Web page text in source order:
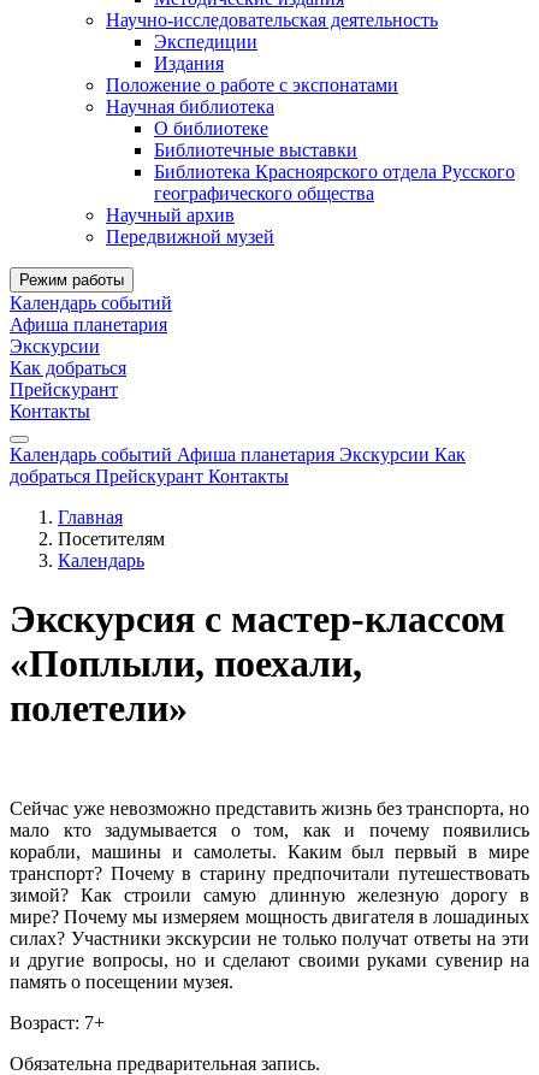
Научно-исследовательская деятельность
Экспедиции
Издания
Положение о работе с экспонатами
Научная библиотека
О библиотеке
Библиотечные выставки
Библиотека Красноярского отдела Русского
географического общества
Научный архив
Передвижной музей
Режим работы
Календарь событий
Афиша планетария
Экскурсии
Как добраться
Прейскурант
Контакты
Календарь событий Афиша планетария Экскурсии Как
добраться Прейскурант Контакты
Главная
Посетителям
Календарь
Экскурсия с мастер-классом
«Поплыли, поехали,
полетели»
Сейчас уже невозможно представить жизнь без транспорта, но
мало кто задумывается о том, как и почему появились
корабли, машины и самолеты. Каким был первый в мире
транспорт? Почему в старину предпочитали путешествовать
зимой? Как строили самую длинную железную дорогу в
мире? Почему мы измеряем мощность двигателя в лошадиных
силах? Участники экскурсии не только получат ответы на эти
и другие вопросы, но и сделают своими руками сувенир на
память о посещении музея.
Возраст: 7+
Обязательна предварительная запись.